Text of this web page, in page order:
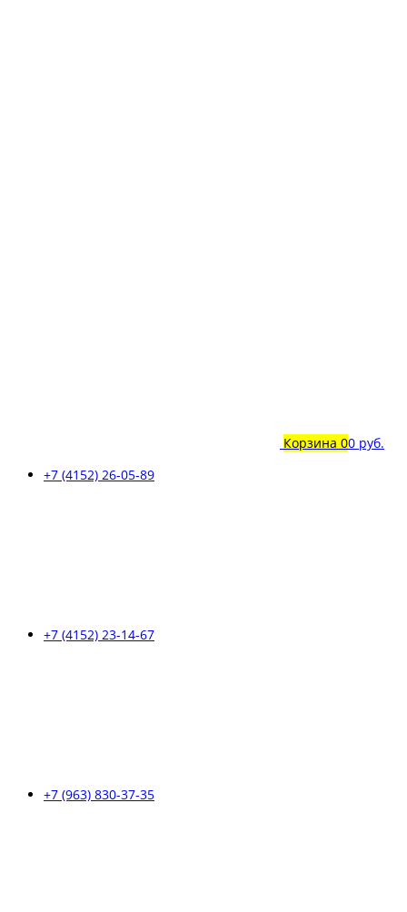
Корзина 00 руб.
+7 (4152) 26-05-89
+7 (4152) 23-14-67
+7 (963) 830-37-35